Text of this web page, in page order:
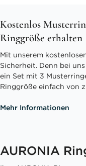
Kostenlos
Ringgröße erhalten
Mit unserem
Sicherheit. Denn bei
ein Set mit 3
Ringgröße einfach von
Mehr Informationen
AURONIA